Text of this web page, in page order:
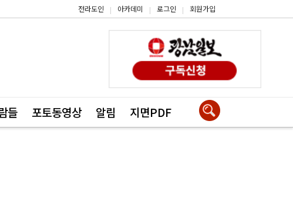
전라도인 | 아카데미 | 로그인 | 회원가입
들 포토동영상 알림 지면PDF